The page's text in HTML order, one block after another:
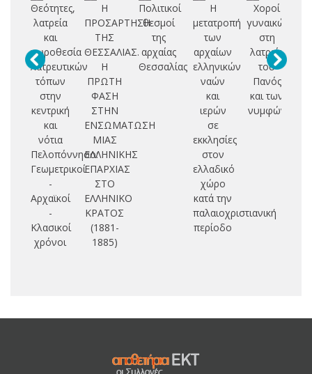
Θεότητες,
λατρεία
και
χωροθεσία
λατρευτικών
τόπων
στην
κεντρική
και
νότια
Πελοπόννησο:
Γεωμετρικοί
-
Αρχαϊκοί
-
Κλασικοί
χρόνοι
Η
ΠΡΟΣΑΡΤΗΣΗ
ΤΗΣ
ΘΕΣΣΑΛΙΑΣ.
Η
ΠΡΩΤΗ
ΦΑΣΗ
ΣΤΗΝ
ΕΝΣΩΜΑΤΩΣΗ
ΜΙΑΣ
ΕΛΛΗΝΙΚΗΣ
ΕΠΑΡΧΙΑΣ
ΣΤΟ
ΕΛΛΗΝΙΚΟ
ΚΡΑΤΟΣ
(1881-
1885)
Πολιτικοί
θεσμοί
της
αρχαίας
Θεσσαλίας
Η
μετατροπή
των
αρχαίων
ελληνικών
ναών
και
ιερών
σε
εκκλησίες
στον
ελλαδικό
χώρο
κατά την
παλαιοχριστιανική
περίοδο
Χοροί
γυναικών
στη
λατρεία
του
Πανός
και των
νυμφών